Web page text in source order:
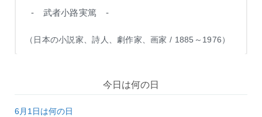
- 武者小路実篤 -
（日本の小説家、詩人、劇作家、画家 / 1885～1976）
今日は何の日
6月1日は何の日